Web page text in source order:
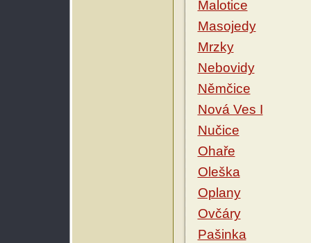
Malotice
Masojedy
Mrzky
Nebovidy
Němčice
Nová Ves I
Nučice
Ohaře
Oleška
Oplany
Ovčáry
Pašinka